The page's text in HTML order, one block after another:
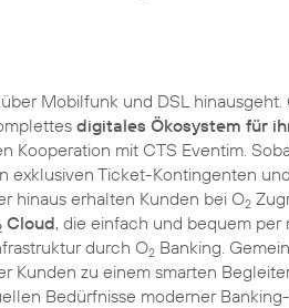
Mobilfunk und DSL hinausgeht.
digitales Ökosystem für
Kooperation mit CTS Eventim.
exklusiven Ticket-Kontingenten
hinaus erhalten Kunden bei O2
Cloud, die einfach und bequem per
durch O2 Banking.
Kunden zu einem smarten
Bedürfnisse moderner